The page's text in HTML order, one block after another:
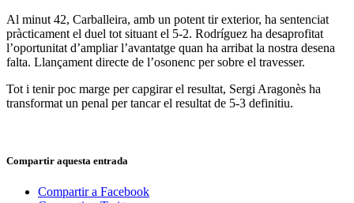
Al minut 42, Carballeira, amb un potent tir exterior, ha sentenciat
pràcticament el duel tot situant el 5-2. Rodríguez ha desaprofitat
l’oportunitat d’ampliar l’avantatge quan ha arribat la nostra desena
falta. Llançament directe de l’osonenc per sobre el travesser.
Tot i tenir poc marge per capgirar el resultat, Sergi Aragonès ha
transformat un penal per tancar el resultat de 5-3 definitiu.
Compartir aquesta entrada
Compartir a Facebook